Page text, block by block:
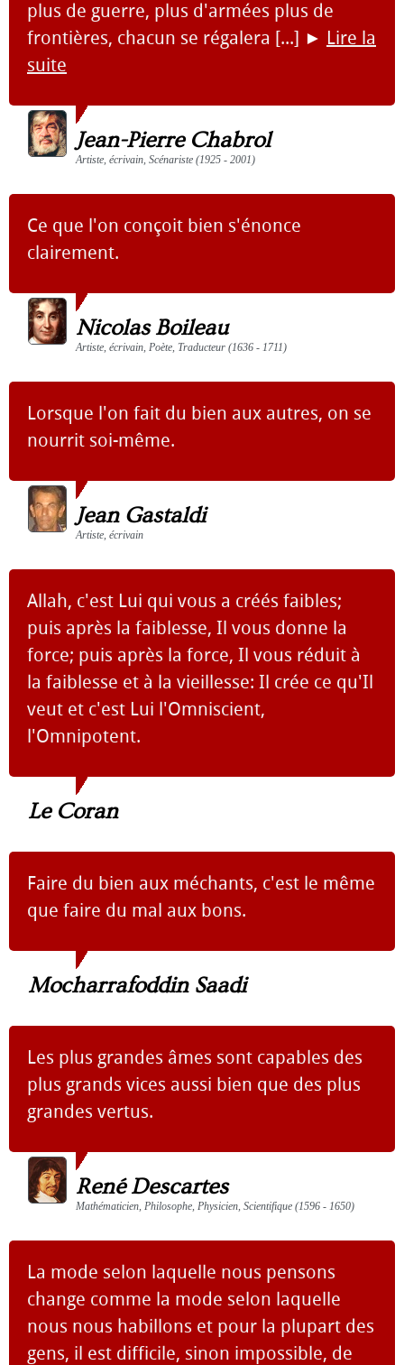
plus de guerre, plus d'armées plus de
frontières, chacun se régalera [...] ► Lire la
suite
Jean-Pierre Chabrol
Artiste, écrivain, Scénariste (1925 - 2001)
Ce que l'on conçoit bien s'énonce
clairement.
Nicolas Boileau
Artiste, écrivain, Poète, Traducteur (1636 - 1711)
Lorsque l'on fait du bien aux autres, on se
nourrit soi-même.
Jean Gastaldi
Artiste, écrivain
Allah, c'est Lui qui vous a créés faibles;
puis après la faiblesse, Il vous donne la
force; puis après la force, Il vous réduit à
la faiblesse et à la vieillesse: Il crée ce qu'Il
veut et c'est Lui l'Omniscient,
l'Omnipotent.
Le Coran
Faire du bien aux méchants, c'est le même
que faire du mal aux bons.
Mocharrafoddin Saadi
Les plus grandes âmes sont capables des
plus grands vices aussi bien que des plus
grandes vertus.
René Descartes
Mathématicien, Philosophe, Physicien, Scientifique (1596 - 1650)
La mode selon laquelle nous pensons
change comme la mode selon laquelle
nous nous habillons et pour la plupart des
gens, il est difficile, sinon impossible, de